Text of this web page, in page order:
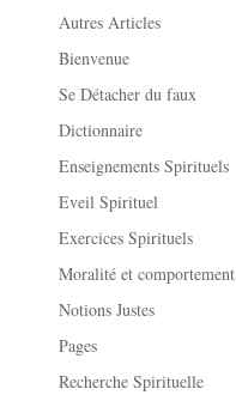
Autres Articles
Bienvenue
Se Détacher du faux
Dictionnaire
Enseignements Spirituels
Eveil Spirituel
Exercices Spirituels
Moralité et comportement
Notions Justes
Pages
Recherche Spirituelle